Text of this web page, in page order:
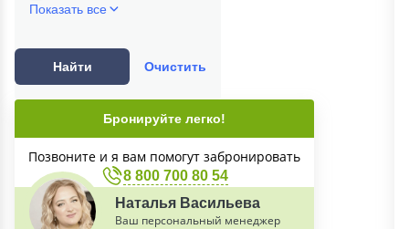
Показать все
Найти Очистить
Бронируйте легко!
Позвоните и я вам помогут забронировать
8 800 700 80 54
Наталья Васильева
Ваш персональный менеджер